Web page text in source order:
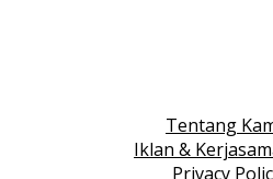
Tentang
Iklan &
Privacy